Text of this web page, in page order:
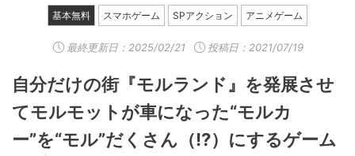
基本無料 スマホゲーム SPアクション アニメゲーム
最終更新日： 2025/02/21 投稿日：2021/07/19
自分だけの街『モルランド』を発展させ
てモルモットが車になった“モルカ
ー”を“モル”だくさん（!?）にするゲーム